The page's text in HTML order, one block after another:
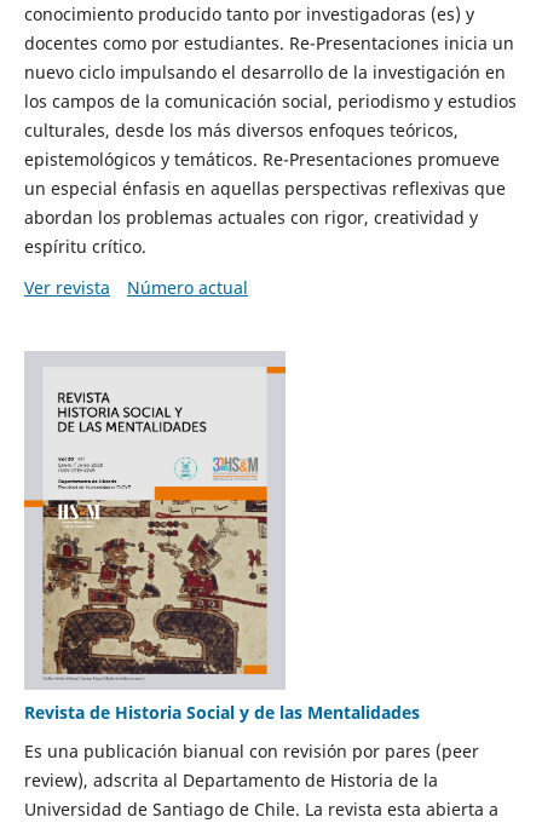
conocimiento producido tanto por investigadoras (es) y
docentes como por estudiantes. Re-Presentaciones inicia un
nuevo ciclo impulsando el desarrollo de la investigación en
los campos de la comunicación social, periodismo y estudios
culturales, desde los más diversos enfoques teóricos,
epistemológicos y temáticos. Re-Presentaciones promueve
un especial énfasis en aquellas perspectivas reflexivas que
abordan los problemas actuales con rigor, creatividad y
espíritu crítico.
Ver revista
Número actual
Revista de Historia Social y de las Mentalidades
Es una publicación bianual con revisión por pares (peer
review), adscrita al Departamento de Historia de la
Universidad de Santiago de Chile. La revista esta abierta a